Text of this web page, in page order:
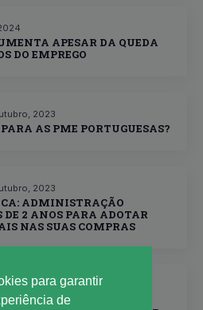
APESAR DA QUEDA
DO EMPREGO
AS PME PORTUGUESAS?
2023
ADMINISTRAÇÃO
2 ANOS PARA ADOTAR
NAS SUAS COMPRAS
2023
CUSTO E SUBSÍDIO DE
2023
para garantir
de